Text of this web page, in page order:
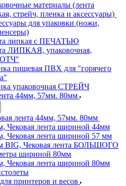
материалы (лента
стрейч, пленка и аксессуары)
для упаковки (ножи,
липкая с ПЕЧАТЬЮ
ЛИПКАЯ, упаковочная,
пищевая ПВХ для "горячего
упаковочная СТРЕЙЧ
44мм, 57мм. 80мм
лента 44мм, 57мм. 80мм
Чековая лента шириной 44мм
Чековая лента шириной 57 мм
BIG, Чековая лента БОЛЬШОГО
шириной 80мм
Чековая лента шириной 80мм
принтеров и весов